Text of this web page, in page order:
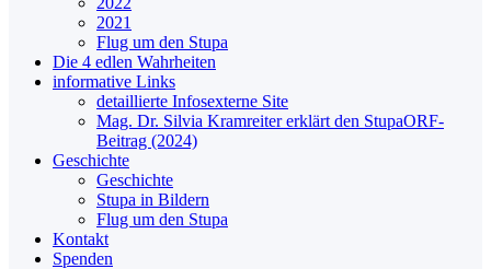
2021
Flug um den Stupa
Die 4 edlen Wahrheiten
informative Links
detaillierte Infosexterne Site
Mag. Dr. Silvia Kramreiter erklärt den StupaORF-
Beitrag (2024)
Geschichte
Geschichte
Stupa in Bildern
Flug um den Stupa
Kontakt
Spenden